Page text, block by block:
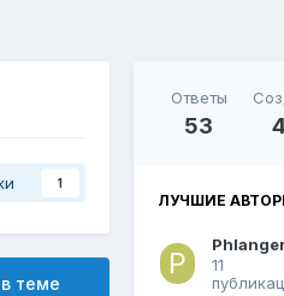
1
теме
Ответы
53
ЛУЧШИЕ
11